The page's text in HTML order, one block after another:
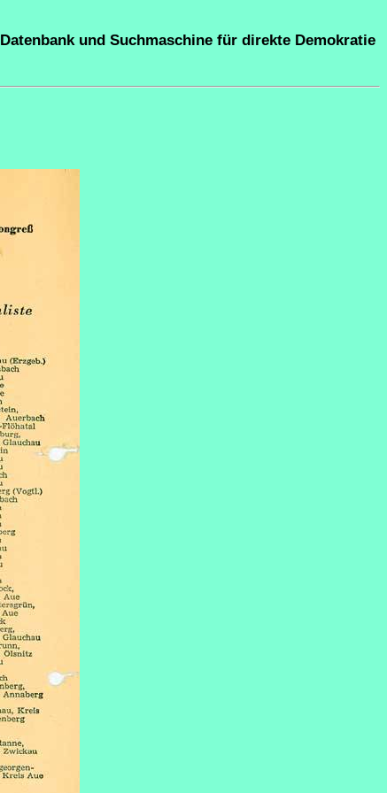
Datenbank und Suchmaschine für direkte Demokratie